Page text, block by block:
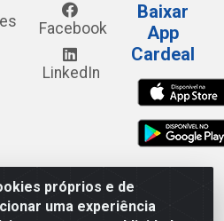
próprios e de
uma experiência
Facebook
LinkedIn
Baixar
App
Cardeal
Alto do Moura, 582 - Alto
- CEP 55.040-120 - CNPJ